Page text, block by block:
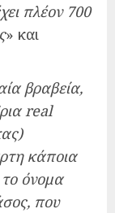
πλέον 700
» και
βραβεία,
real
κάποια
το όνομα
που